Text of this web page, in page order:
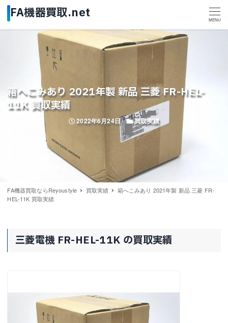
MENU
箱へこみあり 2021年製 新品 三菱 FR-HEL-
11K 買取実績
投稿日
2022年6月24日 カテゴリー
買取実績
FA機器買取ならReyoustyle 買取実績
箱へこみあり 2021年製 新品 三菱 FR-
HEL-11K 買取実績
三菱電機 FR-HEL-11K の買取実績